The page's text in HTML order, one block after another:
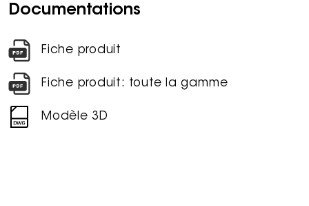
Documentations
Fiche produit
Fiche produit: toute la gamme
Modèle 3D